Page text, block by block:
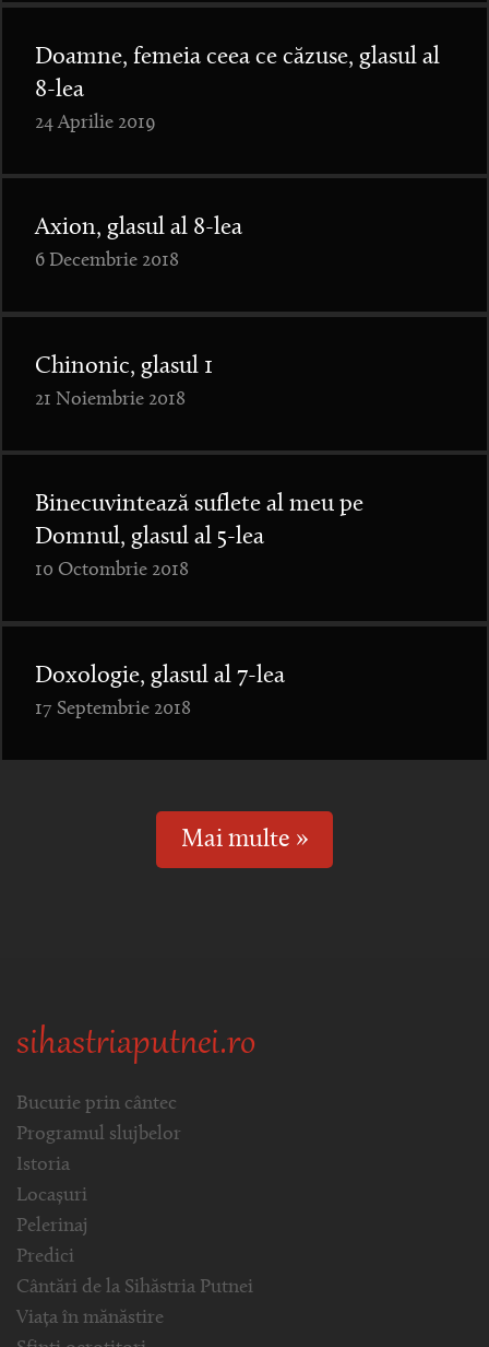
Doamne, femeia ceea ce căzuse, glasul al
8-lea
24 Aprilie 2019
Axion, glasul al 8-lea
6 Decembrie 2018
Chinonic, glasul 1
21 Noiembrie 2018
Binecuvintează suflete al meu pe
Domnul, glasul al 5-lea
10 Octombrie 2018
Doxologie, glasul al 7-lea
17 Septembrie 2018
Mai multe »
sihastriaputnei.ro
Bucurie prin cântec
Programul slujbelor
Istoria
Locașuri
Pelerinaj
Predici
Cântări de la Sihăstria Putnei
Viața în mănăstire